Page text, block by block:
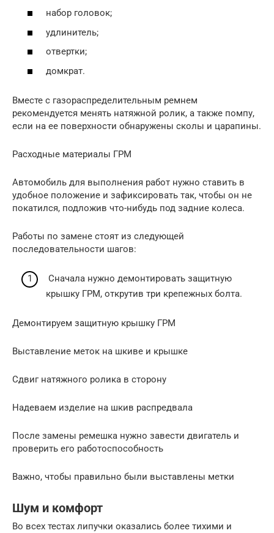
набор головок;
удлинитель;
отвертки;
домкрат.
Вместе с газораспределительным ремнем
рекомендуется менять натяжной ролик, а также помпу,
если на ее поверхности обнаружены сколы и царапины.
Расходные материалы ГРМ
Автомобиль для выполнения работ нужно ставить в
удобное положение и зафиксировать так, чтобы он не
покатился, подложив что-нибудь под задние колеса.
Работы по замене стоят из следующей
последовательности шагов:
Сначала нужно демонтировать защитную
крышку ГРМ, открутив три крепежных болта.
Демонтируем защитную крышку ГРМ
Выставление меток на шкиве и крышке
Сдвиг натяжного ролика в сторону
Надеваем изделие на шкив распредвала
После замены ремешка нужно завести двигатель и
проверить его работоспособность
Важно, чтобы правильно были выставлены метки
Шум и комфорт
Во всех тестах липучки оказались более тихими и